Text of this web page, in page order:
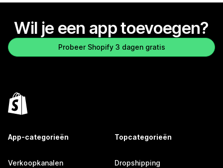
Wil je een app toevoegen?
Probeer Shopify 3 dagen gratis
App-categorieën
Verkoopkanalen
Topcategorieën
Dropshipping